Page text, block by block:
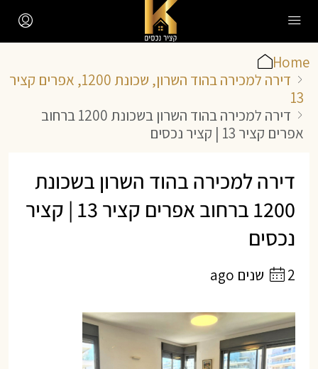
Home
דירה למכירה בהוד השרון, שכונת 1200, אפרים קציר
13
דירה למכירה בהוד השרון בשכונת 1200 ברחוב
אפרים קציר 13 | קציר נכסים
דירה למכירה בהוד השרון בשכונת
1200 ברחוב אפרים קציר 13 | קציר
נכסים
2 שנים ago